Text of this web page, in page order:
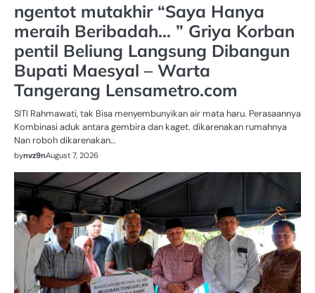
ngentot mutakhir “Saya Hanya
meraih Beribadah… ” Griya Korban
pentil Beliung Langsung Dibangun
Bupati Maesyal – Warta
Tangerang Lensametro.com
SITI Rahmawati, tak Bisa menyembunyikan air mata haru. Perasaannya
Kombinasi aduk antara gembira dan kaget. dikarenakan rumahnya
Nan roboh dikarenakan…
bynvz9nAugust 7, 2026